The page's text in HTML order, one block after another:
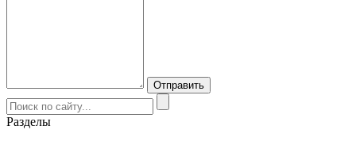
Разделы